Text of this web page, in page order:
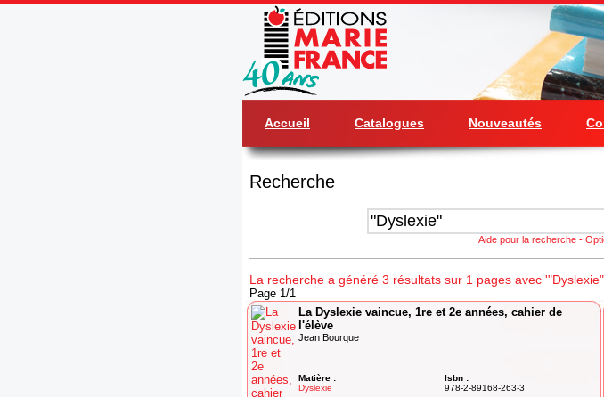
Accueil Catalogues Nouveautés
Recherche
Aide pour la recherche -
La recherche a généré 3 résultats sur 1 pages avec
Page 1/1
La Dyslexie vaincue, 1re et 2e années, cahier de
l'élève
Jean Bourque
Matière :
Dyslexie
Isbn :
978-2-89168-263-3